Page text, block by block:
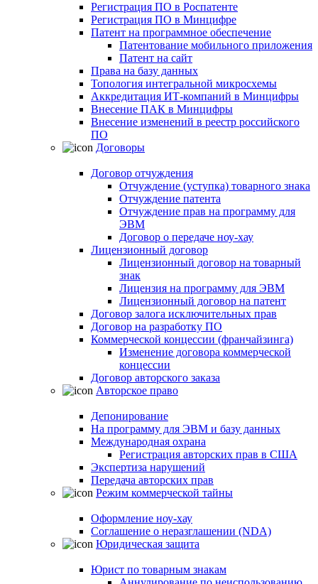
Регистрация ПО в Роспатенте
Регистрация ПО в Минцифре
Патент на программное обеспечение
Патентование мобильного приложения
Патент на сайт
Права на базу данных
Топология интегральной микросхемы
Аккредитация ИТ-компаний в Минцифры
Внесение ПАК в Минцифры
Внесение изменений в реестр российского
ПО
Договоры
Договор отчуждения
Отчуждение (уступка) товарного знака
Отчуждение патента
Отчуждение прав на программу для
ЭВМ
Договор о передаче ноу-хау
Лицензионный договор
Лицензионный договор на товарный
знак
Лицензия на программу для ЭВМ
Лицензионный договор на патент
Договор залога исключительных прав
Договор на разработку ПО
Коммерческой концессии (франчайзинга)
Изменение договора коммерческой
концессии
Договор авторского заказа
Авторское право
Депонирование
На программу для ЭВМ и базу данных
Международная охрана
Регистрация авторских прав в США
Экспертиза нарушений
Передача авторских прав
Режим коммерческой тайны
Оформление ноу-хау
Соглашение о неразглашении (NDA)
Юридическая защита
Юрист по товарным знакам